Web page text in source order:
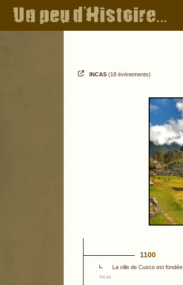
INCAS (18 événements)
1100
La ville de Cusco est fondée.
Incas